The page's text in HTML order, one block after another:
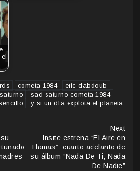
el
cometa 1984
eric dabdoub
sad saturno cometa 1984
y si un día explota el planeta
Next
Insite estrena “El Aire en
Llamas”: cuarto adelanto de
su álbum “Nada De Ti, Nada
De Nadie”